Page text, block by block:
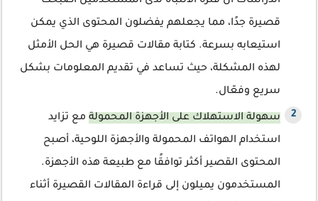
قصيرة جدًا، مما يجعلهم يفضلون المحتوى الذي يمكن
استيعابه بسرعة. كتابة مقالات قصيرة هي الحل الأمثل
لهذه المشكلة، حيث تساعد في تقديم المعلومات بشكل
سريع وفعّال.
سهولة الاستهلاك على الأجهزة المحمولة مع تزايد
استخدام الهواتف المحمولة والأجهزة اللوحية، أصبح
المحتوى القصير أكثر توافقًا مع طبيعة هذه الأجهزة.
المستخدمون يميلون إلى قراءة المقالات القصيرة أثناء